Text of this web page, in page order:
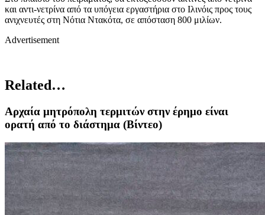
και αντι-νετρίνα από τα υπόγεια εργαστήρια στο Ιλινόις προς τους
ανιχνευτές στη Νότια Ντακότα, σε απόσταση 800 μιλίων.
Advertisement
Related…
Αρχαία μητρόπολη τερμιτών στην έρημο είναι
ορατή από το διάστημα (Βίντεο)